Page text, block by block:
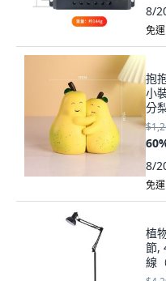
8/
免
抱
小
分
60
8/
免
植
節,
線